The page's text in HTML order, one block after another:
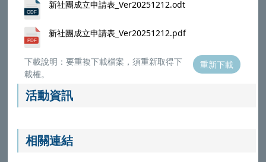
新社團成立申請表_Ver20251212.odt
新社團成立申請表_Ver20251212.pdf
下載說明：要重複下載檔案，須重新取得下
載權。
重新下載
活動資訊
相關連結